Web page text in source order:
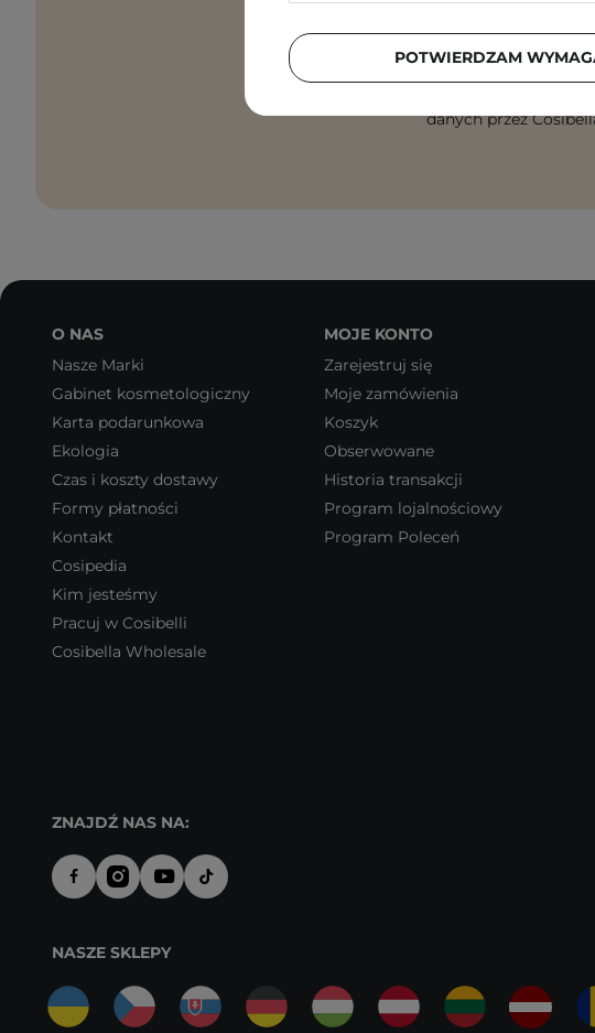
danych przez
O NAS
Nasze Marki
Gabinet kosmetologiczny
Karta podarunkowa
Ekologia
Czas i koszty dostawy
Formy płatności
Kontakt
Cosipedia
Kim jesteśmy
Pracuj w Cosibelli
Cosibella Wholesale
MOJE KONTO
Zarejestruj się
Moje zamówienia
Koszyk
Obserwowane
Historia transakcji
Program lojalnościowy
Program Poleceń
ZNAJDŹ NAS NA:
NASZE SKLEPY
POTWIERDZAM